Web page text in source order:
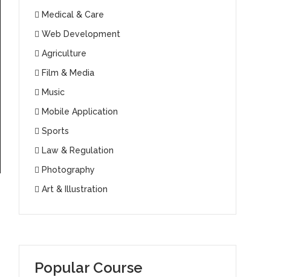
Medical & Care
Web Development
Agriculture
Film & Media
Music
Mobile Application
Sports
Law & Regulation
Photography
Art & Illustration
Popular Course